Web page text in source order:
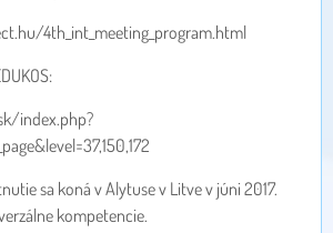
4th_int_meeting_program.html
index.php?
sa koná v Alytuse v Litve v júni 2017.
kompetencie.